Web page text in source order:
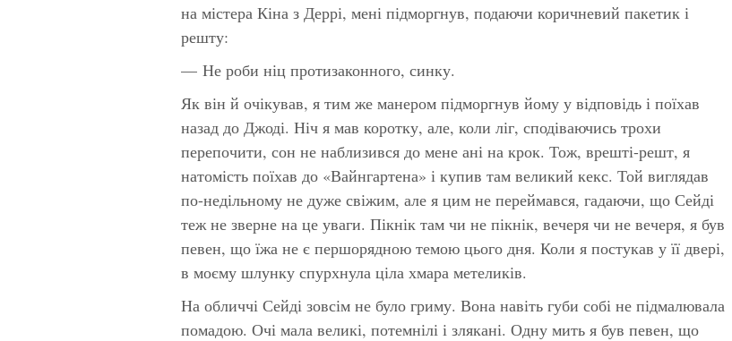
на містера Кіна з Деррі, мені підморгнув, подаючи коричневий пакетик і
решту:
— Не роби ніц протизаконного, синку.
Як він й очікував, я тим же манером підморгнув йому у відповідь і поїхав
назад до Джоді. Ніч я мав коротку, але, коли ліг, сподіваючись трохи
перепочити, сон не наблизився до мене ані на крок. Тож, врешті-решт, я
натомість поїхав до «Вайнгартена» і купив там великий кекс. Той виглядав
по-недільному не дуже свіжим, але я цим не переймався, гадаючи, що Сейді
теж не зверне на це уваги. Пікнік там чи не пікнік, вечеря чи не вечеря, я був
певен, що їжа не є першорядною темою цього дня. Коли я постукав у її двері,
в моєму шлунку спурхнула ціла хмара метеликів.
На обличчі Сейді зовсім не було гриму. Вона навіть губи собі не підмалювала
помадою. Очі мала великі, потемнілі і злякані. Одну мить я був певен, що